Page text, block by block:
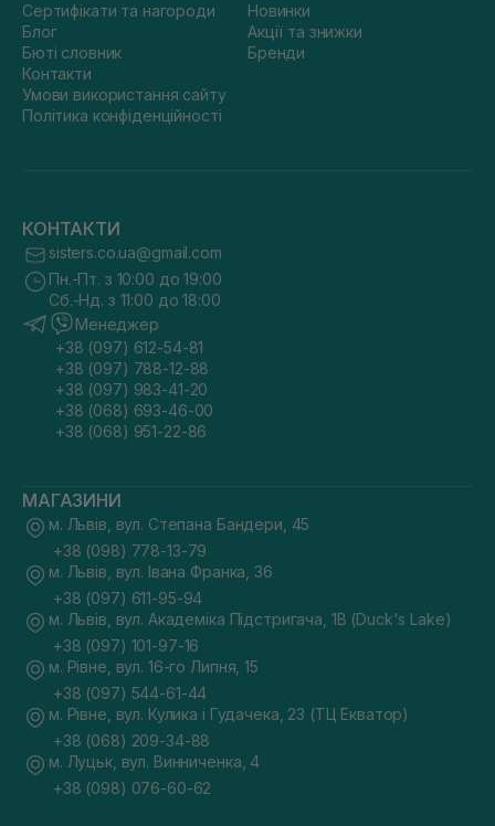
Сертифікати та нагороди
Блог
Бюті словник
Контакти
Умови використання сайту
Політика конфіденційності
Новинки
Акції та знижки
Бренди
КОНТАКТИ
sisters.co.ua@gmail.com
Пн.-Пт. з 10:00 до 19:00
Сб.-Нд. з 11:00 до 18:00
Менеджер
+38 (097) 612-54-81
+38 (097) 788-12-88
+38 (097) 983-41-20
+38 (068) 693-46-00
+38 (068) 951-22-86
МАГАЗИНИ
м. Львів, вул. Степана Бандери, 45
+38 (098) 778-13-79
м. Львів, вул. Івана Франка, 36
+38 (097) 611-95-94
м. Львів, вул. Академіка Підстригача, 1В (Duck's Lake)
+38 (097) 101-97-16
м. Рівне, вул. 16-го Липня, 15
+38 (097) 544-61-44
м. Рівне, вул. Кулика і Гудачека, 23 (ТЦ Екватор)
+38 (068) 209-34-88
м. Луцьк, вул. Винниченка, 4
+38 (098) 076-60-62